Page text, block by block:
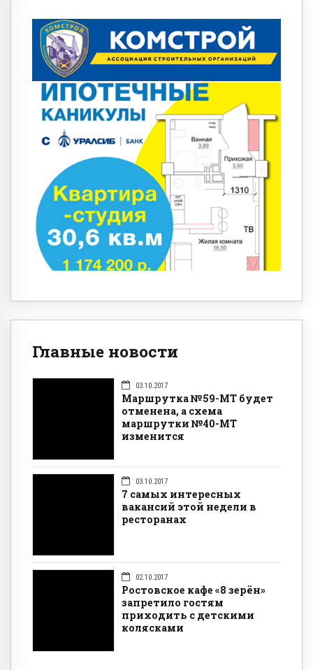
Главные новости
03.10.2017
Маршрутка №59-МТ будет
отменена, а схема
маршрутки №40-МТ
изменится
03.10.2017
7 самых интересных
вакансий этой недели в
ресторанах
02.10.2017
Ростовское кафе «8 зерён»
запретило гостям
приходить с детскими
колясками